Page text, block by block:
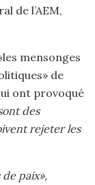
de l’AEM,
mensonges
de
ont provoqué
des
rejeter les
paix»,